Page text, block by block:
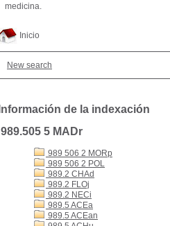
Inicio
New search
Información de la indexación
989.505 5 MADr
989 506 2 MORp
989 506 2 POL
989.2 CHAd
989.2 FLOj
989.2 NECi
989.5 ACEa
989.5 ACEan
medicina.